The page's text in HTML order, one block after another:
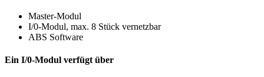
Master-Modul
I/0-Modul, max. 8 Stück vernetzbar
ABS Software
Ein I/0-Modul verfügt über